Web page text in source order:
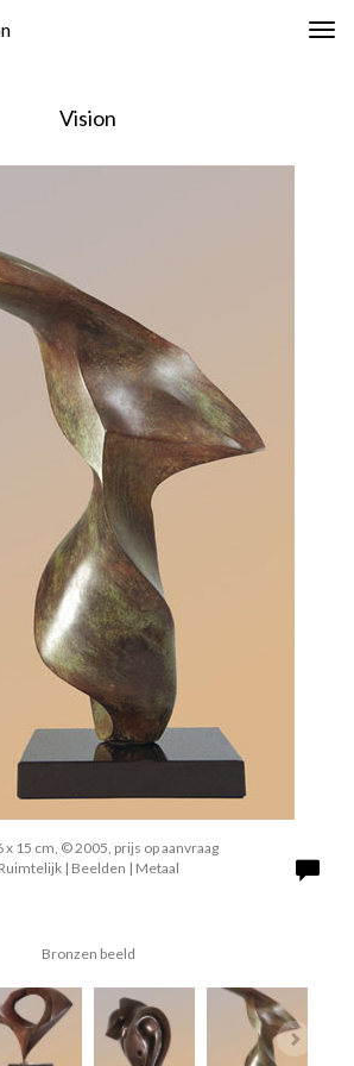
Vision
x 15 cm, © 2005, prijs op aanvraag
Ruimtelijk | Beelden | Metaal
Bronzen beeld